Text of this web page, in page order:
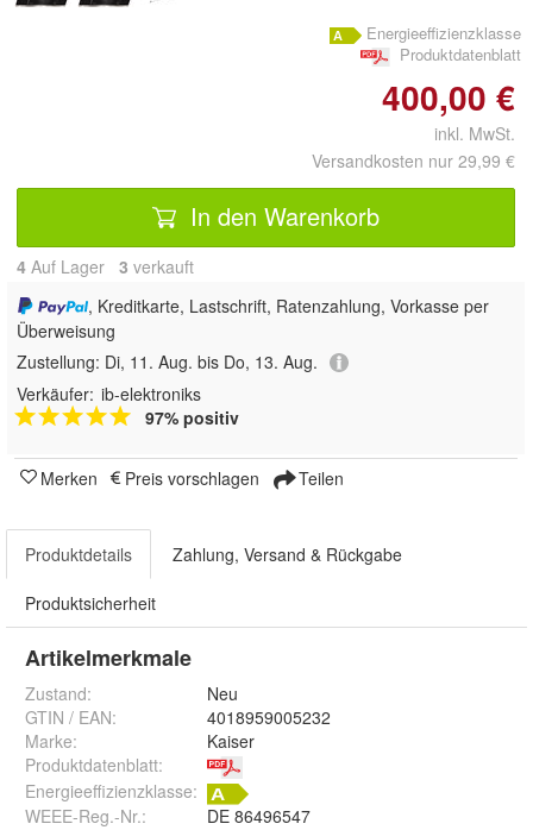
Energieeffizienzklasse
Produktdatenblatt
400,00 €
inkl. MwSt.
Versandkosten nur 29,99 €
In den Warenkorb
4 Auf Lager 3 verkauft
, Kreditkarte, Lastschrift, Ratenzahlung, Vorkasse per
Überweisung
Zustellung: Di, 11. Aug. bis Do, 13. Aug.
Verkäufer: ib-elektroniks
97% positiv
Merken Preis vorschlagen Teilen
Produktdetails Zahlung, Versand & Rückgabe
Produktsicherheit
Artikelmerkmale
Zustand:
Neu
GTIN / EAN:
4018959005232
Marke:
Kaiser
Produktdatenblatt:
Energieeffizienzklasse:
WEEE-Reg.-Nr.: DE 86496547